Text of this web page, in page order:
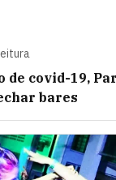
de covid-19,
bares